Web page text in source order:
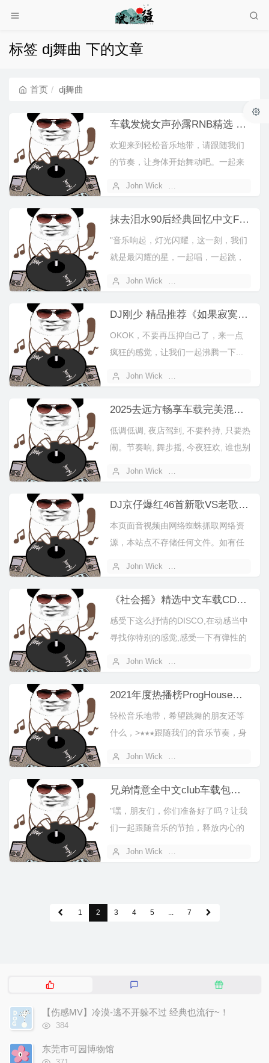
标签 dj舞曲 下的文章
首页 dj舞曲
车载发烧女声孙露RNB精选 车载Dj
欢迎来到轻松音乐地带，请跟随我们
的节奏，让身体开始舞动吧。一起来
John Wick
抹去泪水90后经典回忆中文FK house老歌dj串烧
"音乐响起，灯光闪耀，这一刻，我们
就是最闪耀的星，一起唱，一起跳，
John Wick
DJ刚少 精品推荐《如果寂寞了》情感中文包厢慢摇
OKOK，不要再压抑自己了，来一点
疯狂的感觉，让我们一起沸腾一下...
John Wick
2025去远方畅享车载完美混音抖音热歌BGM串烧
低调低调, 夜店驾到, 不要矜持, 只要热
闹。节奏响, 舞步摇, 今夜狂欢, 谁也别
John Wick
DJ京仔爆红46首新歌VS老歌大合集中文慢摇串烧
本页面音视频由网络蜘蛛抓取网络资
源，本站点不存储任何文件。如有任
John Wick
《社会摇》精选中文车载CD新歌慢摇串烧
感受下这么抒情的DISCO,在动感当中
寻找你特别的感觉,感受一下有弹性的
John Wick
2021年度热播榜ProgHouse抖音女声系列串烧
轻松音乐地带，希望跳舞的朋友还等
什么，>★★★跟随我们的音乐节奏，身
John Wick
兄弟情意全中文club车载包房串烧
"嘿，朋友们，你们准备好了吗？让我
们一起跟随音乐的节拍，释放内心的
John Wick
1 2 3 4 5 ... 7
热
文
章
评
随
文
【伤感MV】冷漠-逃不开躲不过 经典也流行~！
浏
次
数:
384
东莞市可园博物馆
浏